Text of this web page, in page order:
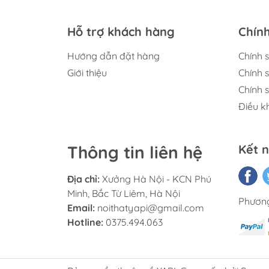
Cánh kính cường lực dày dặn, an
Các ngăn kệ có độ cao khác nhau, phù
Hỗ trợ khách hàng
Hướng dẫn đặt hàng
Giới thiệu
Chính
Chính
Chính
Điều
Thông tin liên hệ
Địa chỉ: Xưởng Hà Nội - KCN Phú
Minh, Bắc Từ Liêm, Hà Nội
Email: noithatyapi@gmail.com
Hotline: 0375.494.063
Kết